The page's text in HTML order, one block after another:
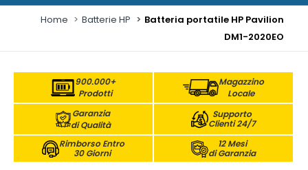
Home Batterie HP
Batteria portatile HP Pavilion
DM1-2020EO
900.000+
Prodotti
Magazzino
Locale
Garanzia
di Qualità
Supporto
Clienti 24/7
Rimborso Entro
30 Giorni
12 Mesi
di Garanzia